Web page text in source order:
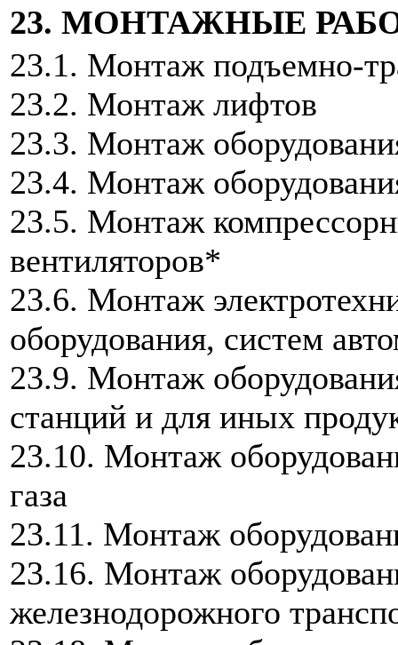
23. МОНТАЖНЫЕ
23.1. Монтаж подъемно-
23.2. Монтаж лифтов
23.3. Монтаж
23.4. Монтаж
23.5. Монтаж
вентиляторов*
23.6. Монтаж
оборудования, систем
23.9. Монтаж
станций и для иных
23.10. Монтаж
газа
23.11. Монтаж
23.16. Монтаж
железнодорожного